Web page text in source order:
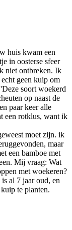
huis kwam een
in oosterse sfeer
niet ontbreken. Ik
geen kuip om
soort woekerd
op naast de
paar keer alle
een rotklus, want ik
moet zijn. ik
maar
een bamboe met
Mij vraag: Wat
met woekeren?
al 7 jaar oud, en
te planten.